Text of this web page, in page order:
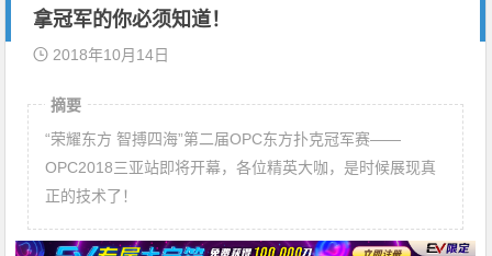
拿冠军的你必须知道！
2018年10月14日
摘要
“荣耀东方 智搏四海”第二届OPC东方扑克冠军赛——
OPC2018三亚站即将开幕，各位精英大咖，是时候展现真
正的技术了！